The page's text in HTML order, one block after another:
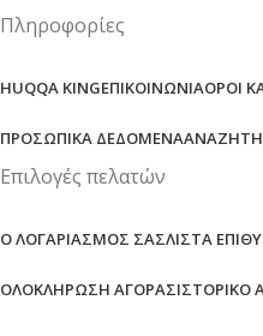
Πληροφορίες
HUQQA KINGΕΠΙΚΟΙΝΩΝΊΑΌΡΟΙ
ΠΡΟΣΩΠΙΚΆ ΔΕΔΟΜΈΝΑ
Επιλογές πελατών
Ο ΛΟΓΑΡΙΑΣΜΌΣ ΣΑΣΛΊΣΤΑ
ΟΛΟΚΛΉΡΩΣΗ ΑΓΟΡΆΣΙΣΤΟΡΙΚΌ